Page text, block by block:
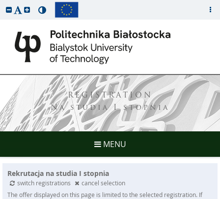
REGISTRATION
Na studia I stopnia
MENU
Rekrutacja na studia I stopnia
switch registrations
cancel selection
The offer displayed on this page is limited to the selected registration. If